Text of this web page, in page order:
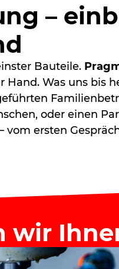
–
Bauteile.
Hand. Was uns bis
oder einen
vom ersten
wir